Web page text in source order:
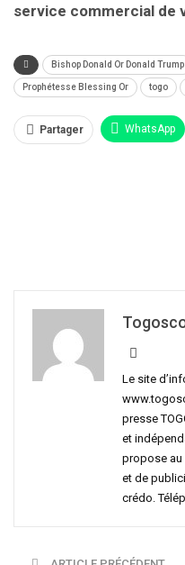
service commercial de
Bishop Donald Or Donald Trump
Prophétesse Blessing Or togo
Partager WhatsApp
Le site
presse
et
propose au
et de
crédo.